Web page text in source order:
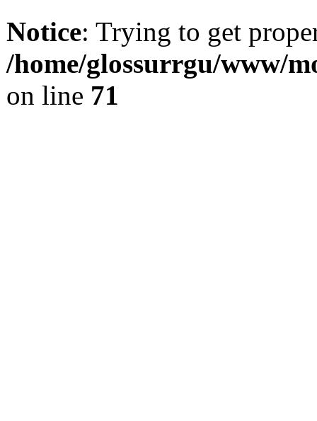
Notice: Trying to get
/home/glossurrgu/www/
on line 71